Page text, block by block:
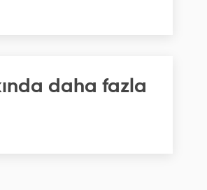
daha fazla